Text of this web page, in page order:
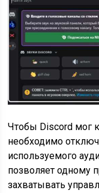
Чтобы Discord мог
необходимо
используемого
позволяет одному
захватывать